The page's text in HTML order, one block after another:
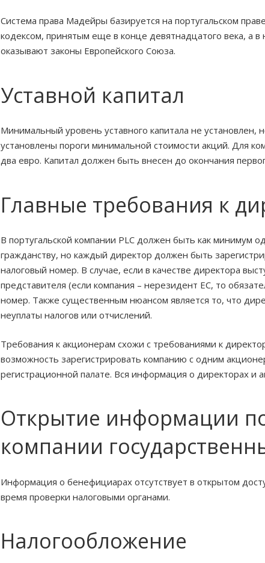
Система права Мадейры базируется на португальском
кодексом, принятым еще в конце девятнадцатого века, а
оказывают законы Европейского Союза.
Уставной капитал
Минимальный уровень уставного капитала не установлен,
установлены пороги минимальной стоимости акций. Для
два евро. Капитал должен быть внесен до окончания
Главные требования к
В португальской компании PLCдолжен быть как минимум
гражданству, но каждый директор должен быть
налоговый номер. В случае, если в качестве директора
представителя (если компания – нерезидент ЕС, то
номер. Также существенным нюансом является то, что
неуплаты налогов или отчислений.
Требования к акционерам схожи с требованиями к
возможность зарегистрировать компанию с одним
регистрационной палате. Вся информация о директорах и
Открытие информации
компании
Информация о бенефициарах отсутствует в открытом
время проверки налоговыми органами.
Налогообложение